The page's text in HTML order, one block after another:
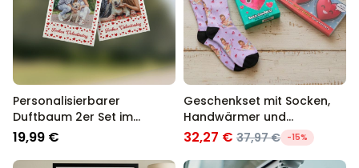
über 13.900
mal gekauft
19,99 €
Personalisierbarer
Duftbaum 2er Set im
Polaroid-Look mit Herzen
19,99 €
Geschenkset mit Socken,
Handwärmer und
Badekonfetti
32,27 € 37,97 € -15%